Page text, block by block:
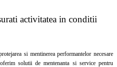
activitatea in conditii
si mentinerea performantelor necesare
solutii de mentenanta si service pentru